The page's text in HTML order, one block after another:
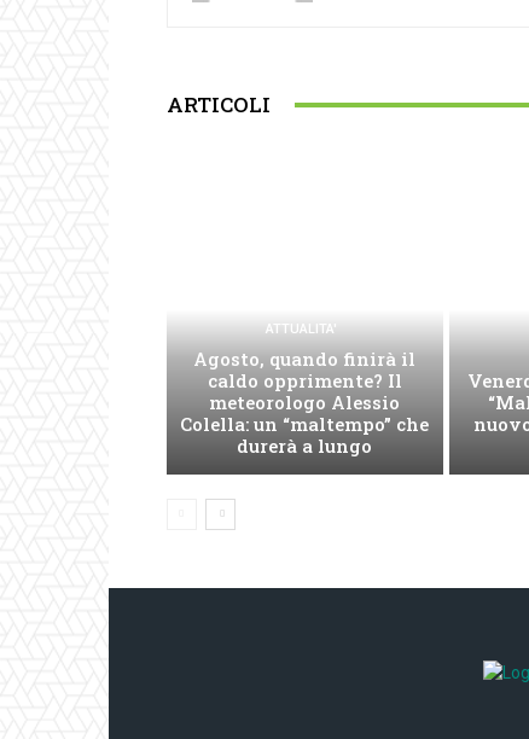
ARTICOLI
ATTUALITA'
Agosto, quando finirà il
caldo opprimente? Il
meteorologo Alessio
Colella: un “maltempo” che
durerà a lungo